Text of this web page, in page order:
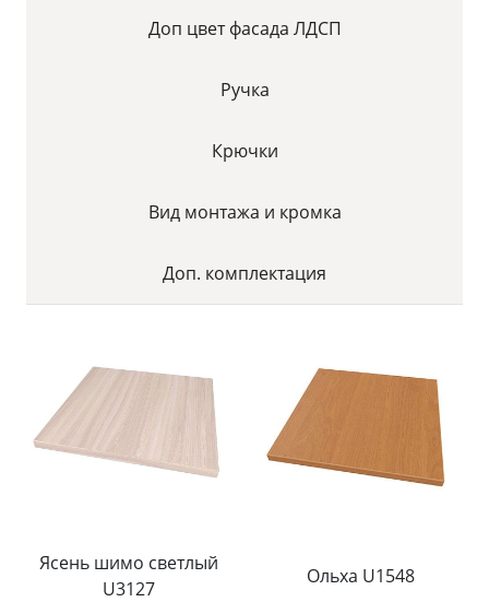
Доп цвет фасада ЛДСП
Ручка
Крючки
Вид монтажа и кромка
Доп. комплектация
Ясень шимо светлый
U3127
Ольха U1548